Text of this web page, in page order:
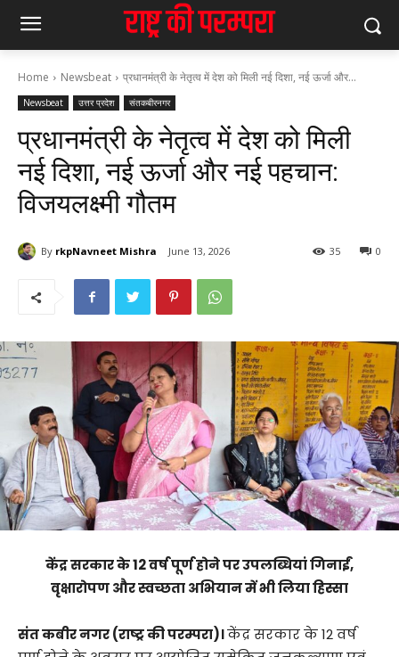
Home Newsbeat प्रधानमंत्री के नेतृत्व में देश को मिली नई दिशा, नई ऊर्जा और...
Newsbeat उत्तर प्रदेश संतकबीरनगर
प्रधानमंत्री के नेतृत्व में देश को मिली
नई दिशा, नई ऊर्जा और नई पहचान:
विजयलक्ष्मी गौतम
By rkpNavneet Mishra June 13, 2026 0
35
केंद्र सरकार के 12 वर्ष पूर्ण होने पर उपलब्धियां गिनाईं,
वृक्षारोपण और स्वच्छता अभियान में भी लिया हिस्सा
संत कबीर नगर (राष्ट्र की परम्परा)।केंद्र सरकार के 12 वर्ष